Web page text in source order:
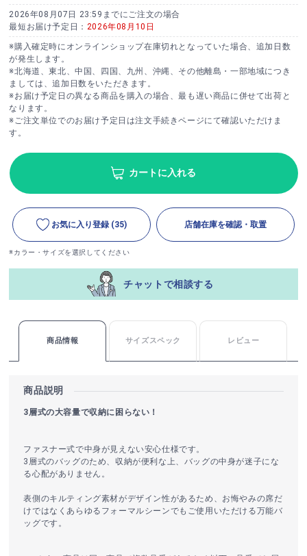
2026年08月07日 23:59までにご注文の場合
最短お届け予定日： 2026年08月10日
※購入確定時にオンラインショップ在庫切れとなっていた場合、追加日数
が発生します。
※北海道、東北、中国、四国、九州、沖縄、その他離島・一部地域につき
ましては、追加日数をいただきます。
※お届け予定日の異なる商品を購入の場合、最も遅い商品に併せて出荷と
なります。
※ご注文単位でのお届け予定日は注文手続きページにて確認いただけま
す。
カートに入れる
お気に入り登録 (35) 店舗在庫を確認・取置
※カラー・サイズを選択してください
チャットで相談する
商品情報 サイズスペック レビュー
商品説明
3層式の大容量で収納に困らない！
ファスナー式で中身が見えない安心仕様です。
3層式のバッグのため、収納が便利な上、バッグの中身が迷子にな
る心配がありません。
表側のキルティング素材がデザイン性があるため、お悔やみの席だ
けではなくあらゆるフォーマルシーンでもご使用いただける万能バ
ッグです。